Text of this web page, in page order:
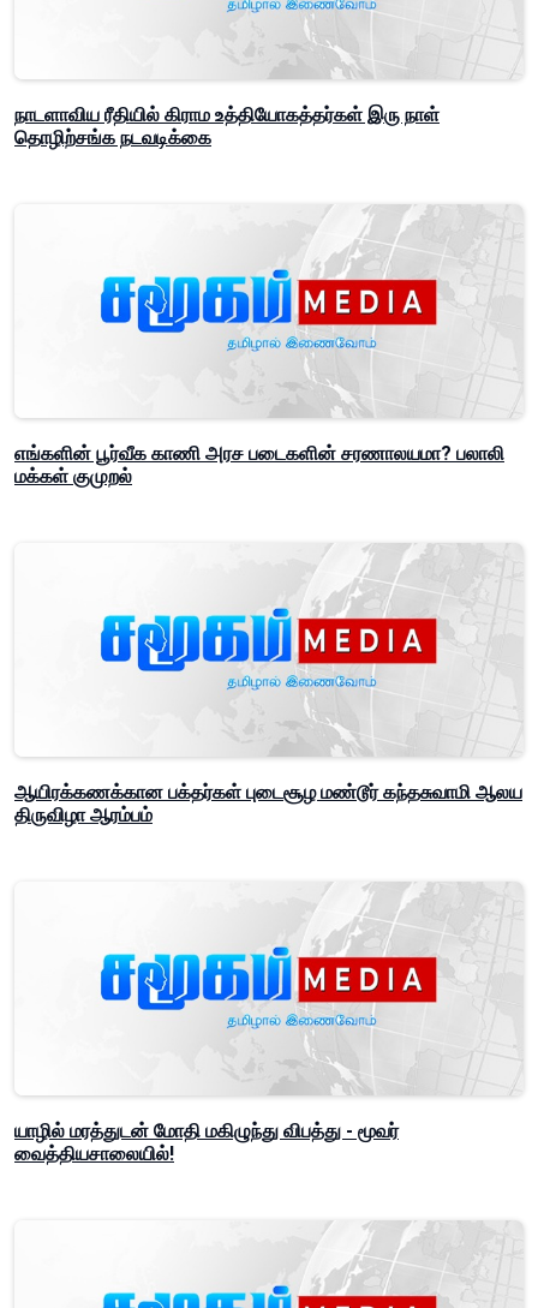
நாடளாவிய ரீதியில் கிராம உத்தியோகத்தர்கள் இரு நாள்
தொழிற்சங்க நடவடிக்கை
எங்களின் பூர்வீக காணி அரச படைகளின் சரணாலயமா? பலாலி
மக்கள் குமுறல்
ஆயிரக்கணக்கான பக்தர்கள் புடைசூழ மண்டூர் கந்தசுவாமி ஆலய
திருவிழா ஆரம்பம்
யாழில் மரத்துடன் மோதி மகிழுந்து விபத்து - மூவர்
வைத்தியசாலையில்!